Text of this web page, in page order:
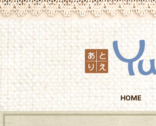
HOME